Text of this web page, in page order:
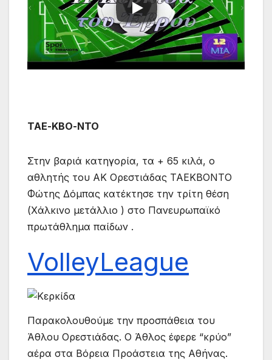
ΤΑΕ-ΚΒΟ-ΝΤΟ
Στην βαριά κατηγορία, τα + 65 κιλά, ο
αθλητής του ΑΚ Ορεστιάδας ΤΑΕΚΒΟΝΤΟ
Φώτης Δόμπας κατέκτησε την τρίτη θέση
(Χάλκινο μετάλλιο ) στο Πανευρωπαϊκό
πρωτάθλημα παίδων .
VolleyLeague
Παρακολουθούμε την προσπάθεια του
Άθλου Ορεστιάδας. Ο Άθλος έφερε “κρύο”
αέρα στα Βόρεια Προάστεια της Αθήνας.